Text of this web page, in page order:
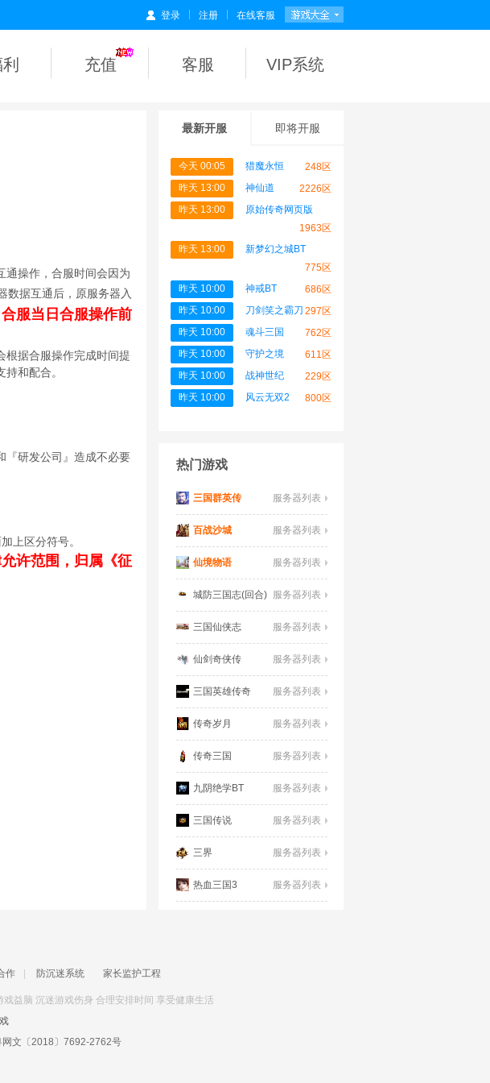
登录 注册 在线客服
充值 客服 VIP系统
通操作，合服时间会因为
数据互通后，原服务器入
服当日合服操作前
根据合服操作完成时间提
和配合。
『研发公司』造成不必要
上区分符号。
许范围，归属《征
最新开服 即将开服
今天 00:05 猎魔永恒
248区
昨天 13:00
神仙道
2226区
昨天 13:00
原始传奇网页版
1963区
昨天 13:00
新梦幻之城BT
775区
昨天 10:00
神戒BT
686区
昨天 10:00
刀剑笑之霸刀 297区
昨天 10:00
魂斗三国
762区
昨天 10:00
守护之境
611区
昨天 10:00
战神世纪
229区
昨天 10:00
风云无双2 800区
热门游戏
服务器列表
三国群英传
服务器列表
百战沙城
服务器列表
仙境物语
服务器列表
城防三国志(回合)
服务器列表
三国仙侠志
服务器列表
仙剑奇侠传
服务器列表
三国英雄传奇
服务器列表
传奇岁月
服务器列表
传奇三国
服务器列表
九阴绝学BT
服务器列表
三国传说
服务器列表
三界
服务器列表
热血三国3
作 防沉迷系统 家长监护工程
益脑 沉迷游戏伤身 合理安排时间 享受健康生活
网文〔2018〕7692-2762号